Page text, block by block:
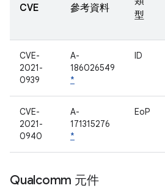
CVE 參考資料
型
CVE-
2021-
0939
A-
186026549
*
ID
CVE-
2021-
0940
A-
171315276
*
EoP
Qualcomm 元件